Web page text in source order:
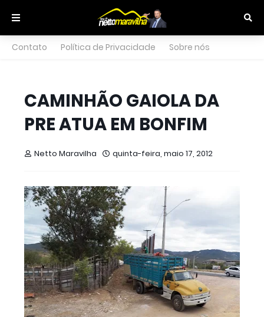
Contato Política de Privacidade Sobre nós
CAMINHÃO GAIOLA DA
PRE ATUA EM BONFIM
Netto Maravilha quinta-feira, maio 17, 2012